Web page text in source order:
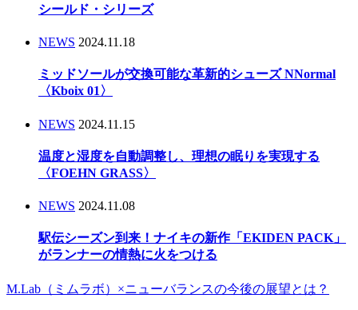
シールド・シリーズ
NEWS 2024.11.18
ミッドソールが交換可能な革新的シューズ NNormal
〈Kboix 01〉
NEWS 2024.11.15
温度と湿度を自動調整し、理想の眠りを実現する
〈FOEHN GRASS〉
NEWS 2024.11.08
駅伝シーズン到来！ナイキの新作「EKIDEN PACK」
がランナーの情熱に火をつける
M.Lab（ミムラボ）×ニューバランスの今後の展望とは？